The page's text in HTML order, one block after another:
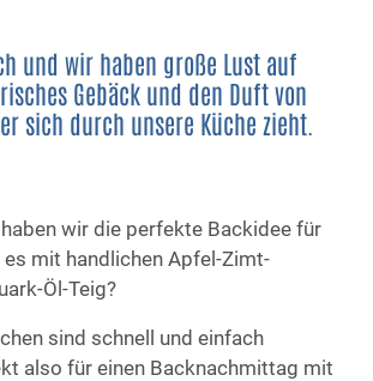
und wir haben große Lust auf
Gebäck und den Duft von
sich durch unsere Küche zieht.
haben wir die perfekte Backidee für
es mit handlichen Apfel-Zimt-
Öl-Teig?
sind schnell und einfach
also für einen Backnachmittag mit